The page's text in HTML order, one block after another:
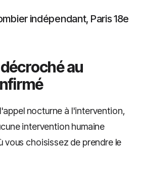
indépendant, Paris 18e
au
nocturne à l'intervention,
intervention humaine
vous choisissez de prendre le